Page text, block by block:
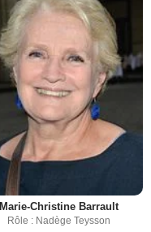
Marie-Christine Barrault
Rôle : Nadège Teysson